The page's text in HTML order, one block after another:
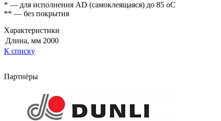
* — для исполнения AD (самоклеящаяся) до 85 оС
** — без покрытия
Характеристики
Длина, мм 2000
К списку
Партнёры